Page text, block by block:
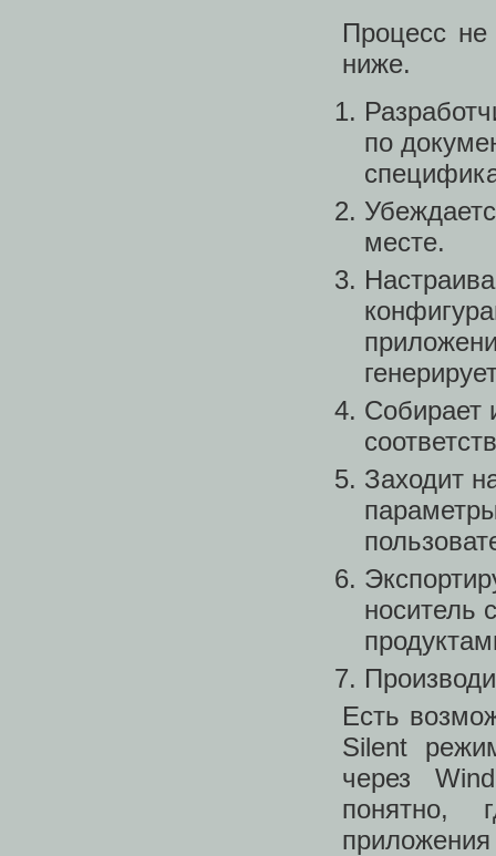
Процесс
ниже.
по
месте.
Собирает
Заходит
носитель
Есть
Silent
через
понятно,